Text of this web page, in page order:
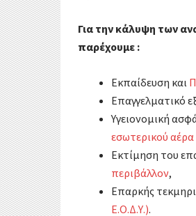
Για την κάλυψη των
παρέχουμε :
Εκπαίδευση και
Επαγγελματικό
Υγειονομική
εσωτερικού
Εκτίμηση του
περιβάλλον,
Επαρκής
Ε.Ο.Δ.Υ.).